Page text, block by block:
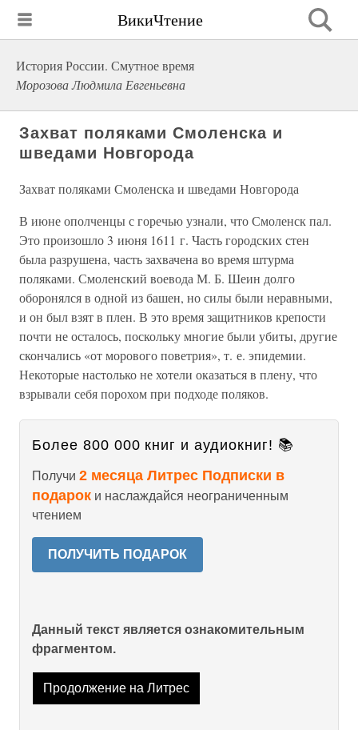
ВикиЧтение
История России. Смутное время
Морозова Людмила Евгеньевна
Захват поляками Смоленска и
шведами Новгорода
Захват поляками Смоленска и шведами Новгорода
В июне ополченцы с горечью узнали, что Смоленск пал.
Это произошло 3 июня 1611 г. Часть городских стен
была разрушена, часть захвачена во время штурма
поляками. Смоленский воевода М. Б. Шеин долго
оборонялся в одной из башен, но силы были неравными,
и он был взят в плен. В это время защитников крепости
почти не осталось, поскольку многие были убиты, другие
скончались «от морового поветрия», т. е. эпидемии.
Некоторые настолько не хотели оказаться в плену, что
взрывали себя порохом при подходе поляков.
Более 800 000 книг и аудиокниг! 📚
Получи 2 месяца Литрес Подписки в
подарок и наслаждайся неограниченным
чтением
ПОЛУЧИТЬ ПОДАРОК
Данный текст является ознакомительным
фрагментом.
Продолжение на Литрес